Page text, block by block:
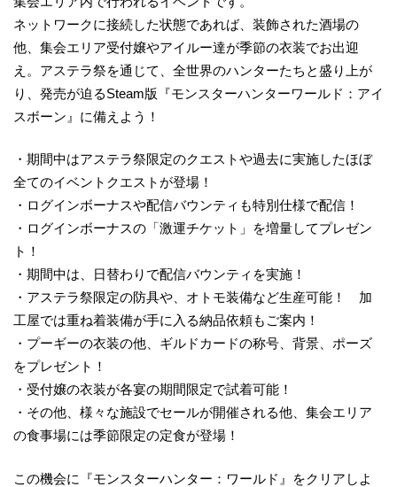
ネットワークに接続した状態であれば、装飾された酒場の
他、集会エリア受付嬢やアイルー達が季節の衣装でお出迎
え。アステラ祭を通じて、全世界のハンターたちと盛り上が
り、発売が迫るSteam版『モンスターハンターワールド：アイ
スボーン』に備えよう！
・期間中はアステラ祭限定のクエストや過去に実施したほぼ
全てのイベントクエストが登場！
・ログインボーナスや配信バウンティも特別仕様で配信！
・ログインボーナスの「激運チケット」を増量してプレゼン
ト！
・期間中は、日替わりで配信バウンティを実施！
・アステラ祭限定の防具や、オトモ装備など生産可能！ 加
工屋では重ね着装備が手に入る納品依頼もご案内！
・プーギーの衣装の他、ギルドカードの称号、背景、ポーズ
をプレゼント！
・受付嬢の衣装が各宴の期間限定で試着可能！
・その他、様々な施設でセールが開催される他、集会エリア
の食事場には季節限定の定食が登場！
この機会に『モンスターハンター：ワールド』をクリアしよ